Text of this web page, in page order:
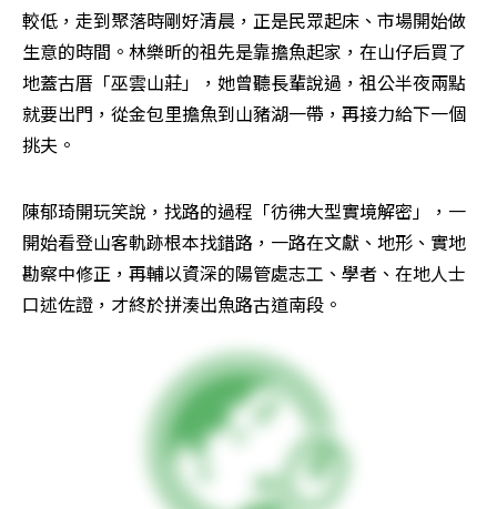
較低，走到聚落時剛好清晨，正是民眾起床、市場開始做
生意的時間。林樂昕的祖先是靠擔魚起家，在山仔后買了
地蓋古厝「巫雲山莊」，她曾聽長輩說過，祖公半夜兩點
就要出門，從金包里擔魚到山豬湖一帶，再接力給下一個
挑夫。
陳郁琦開玩笑說，找路的過程「彷彿大型實境解密」，一
開始看登山客軌跡根本找錯路，一路在文獻、地形、實地
勘察中修正，再輔以資深的陽管處志工、學者、在地人士
口述佐證，才終於拼湊出魚路古道南段。